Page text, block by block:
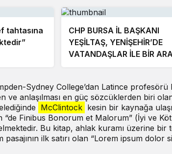
tahtasına
CHP BURSA İL BAŞKANI
YEŞİLTAŞ, YENİŞEHİR’DE
VATANDAŞLAR İLE BİR
Sydney College’dan Latince
ve anlaşılması en güç sözcüklerden biri
McClintock kesin bir kaynağa
“de Finibus Bonorum et Malorum” (İyi ve
Bu kitap, ahlak kuramı üzerine
ilk satırı olan “Lorem ipsum dolor